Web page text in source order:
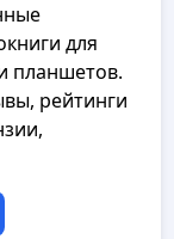
для
планшетов.
рейтинги